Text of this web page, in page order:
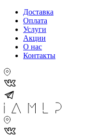
Доставка
Оплата
Услуги
Акции
О нас
Контакты